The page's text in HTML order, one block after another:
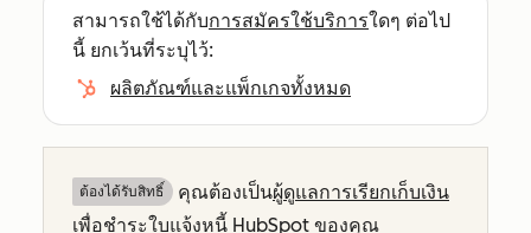
สามารถใช้ได้กับการสมัครใช้บริการใดๆ ต่อไป
นี้ ยกเว้นที่ระบุไว้:
ผลิตภัณฑ์และแพ็กเกจทั้งหมด
ต้องได้รับสิทธิ์​ คุณต้องเป็นผู้ดูแลการเรียกเก็บเงิน
เพื่อชำระใบแจ้งหนี้ HubSpot ของคุณ